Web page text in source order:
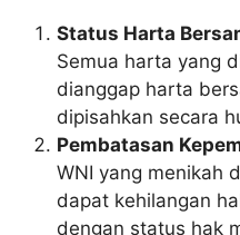
Status Harta
Semua harta yang
dianggap harta
dipisahkan secara
Pembatasan
WNI yang menikah
dapat kehilangan
dengan status hak